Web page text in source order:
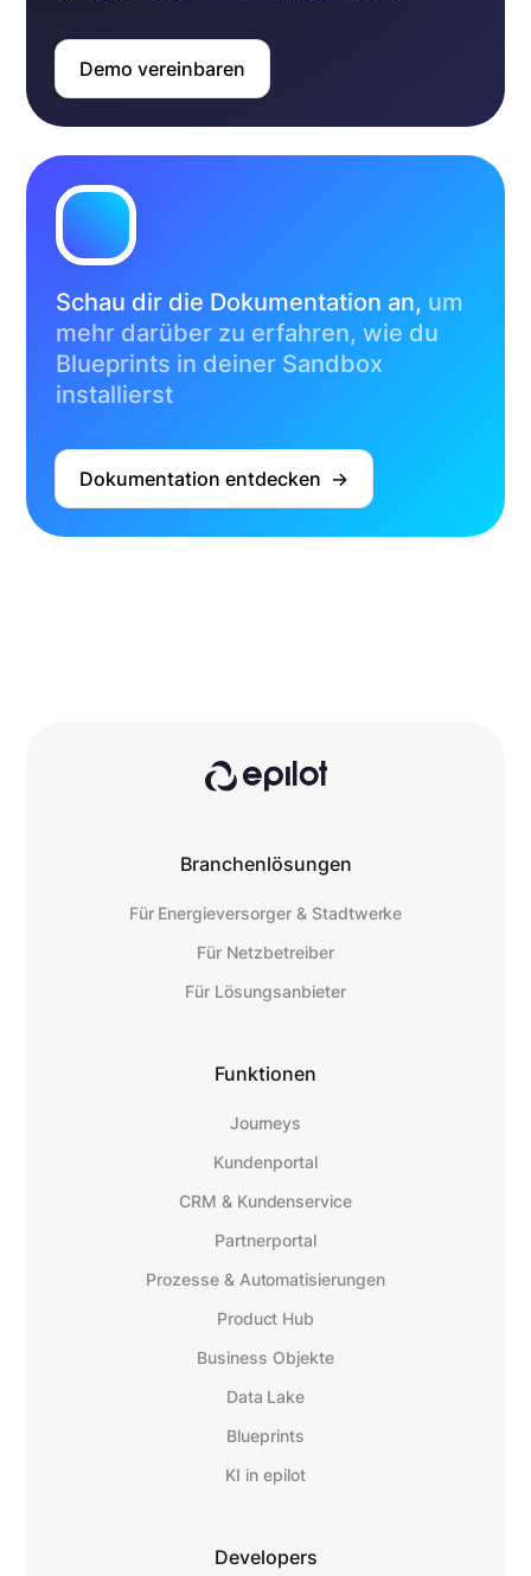
Demo vereinbaren
Schau dir die Dokumentation an, um
mehr darüber zu erfahren, wie du
Blueprints in deiner Sandbox
installierst
Dokumentation entdecken  ->
Branchenlösungen
Für Energieversorger & Stadtwerke
Für Netzbetreiber
Für Lösungsanbieter
Funktionen
Journeys
Kundenportal
CRM & Kundenservice
Partnerportal
Prozesse & Automatisierungen
Product Hub
Business Objekte
Data Lake
Blueprints
KI in epilot
Developers